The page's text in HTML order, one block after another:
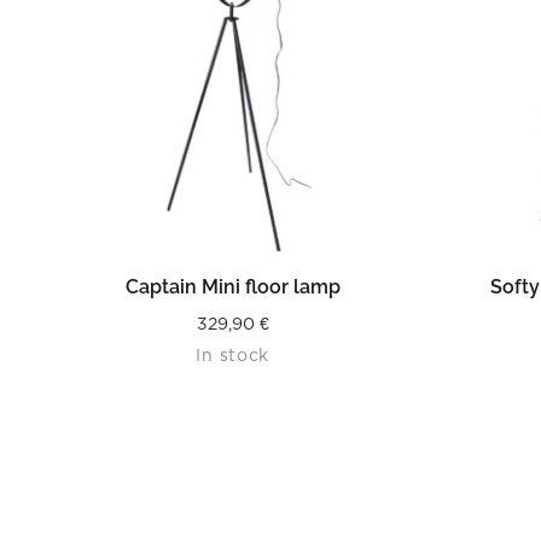
READ MORE
Captain Mini floor lamp
329,90 €
In stock